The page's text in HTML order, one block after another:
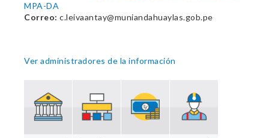
MPA-DA
Correo: c.leivaantay@muniandahuaylas.gob.pe
Ver administradores de la información